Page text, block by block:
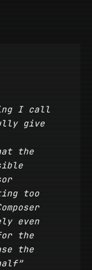
I call
give
the
too
even
the
the